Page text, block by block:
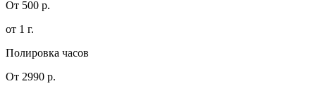
От 500 р.
от 1 г.
Полировка часов
От 2990 р.